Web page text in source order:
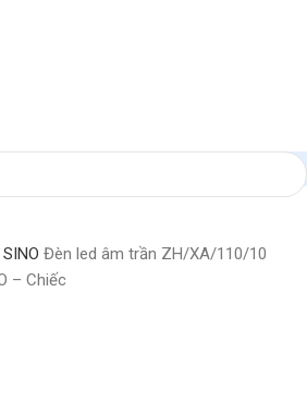
SINO Đèn led âm trần ZH/XA/110/10
– Chiếc